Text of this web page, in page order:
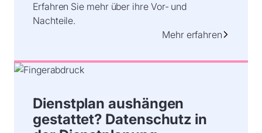
Erfahren Sie mehr über ihre Vor- und
Nachteile.
Mehr erfahren
Dienstplan aushängen
gestattet? Datenschutz in